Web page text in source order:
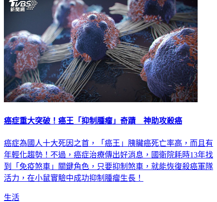
癌症重大突破！癌王「抑制腫瘤」奇蹟 神助攻殺癌
癌症為國人十大死因之首，「癌王」胰臟癌死亡率高，而且有
年輕化趨勢！不過，癌症治療傳出好消息，國衛院耗時13年找
到「免疫煞車」關鍵角色，只要抑制煞車，就能恢復殺癌軍隊
活力，在小鼠實驗中成功抑制腫瘤生長！
生活